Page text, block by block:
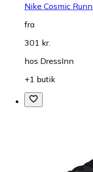
Nike Cosmic
fra
301 kr.
hos DressInn
+1 butik